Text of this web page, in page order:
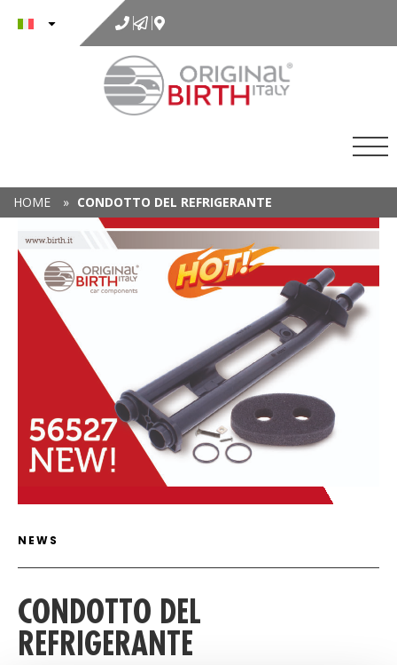
contenuto
HOME » CONDOTTO DEL REFRIGERANTE
ARTICLE DETAIL
NEWS
CONDOTTO DEL
REFRIGERANTE